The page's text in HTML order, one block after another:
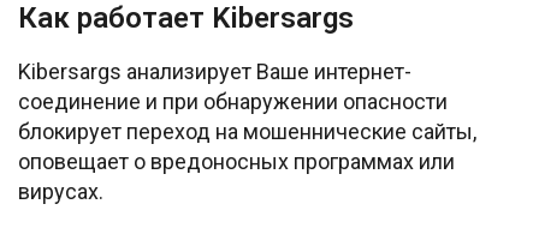
Как работает Kibersargs
Kibersargs анализирует Ваше интернет-
соединение и при обнаружении опасности
блокирует переход на мошеннические сайты,
оповещает о вредоносных программах или
вирусах.